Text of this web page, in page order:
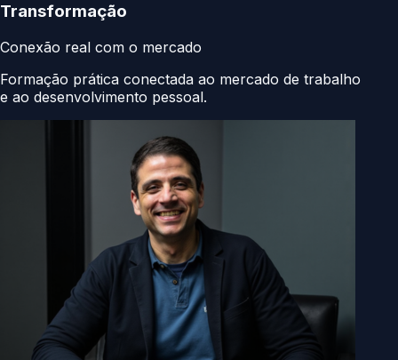
Transformação
Conexão real com o mercado
Formação prática conectada ao mercado de trabalho
e ao desenvolvimento pessoal.